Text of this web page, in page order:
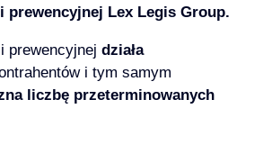
prewencyjnej Lex Legis Group.
prewencyjnej działa
i tym samym
liczbę przeterminowanych